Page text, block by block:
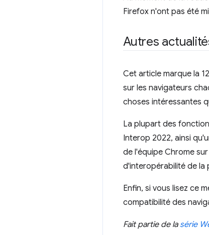
Firefox n'ont pas été
Autres
Cet article marque la
sur les navigateurs
choses intéressantes
La plupart des
Interop 2022, ainsi
de l'équipe Chrome
d'interopérabilité de la
Enfin, si vous lisez ce
compatibilité des
Fait partie de la série